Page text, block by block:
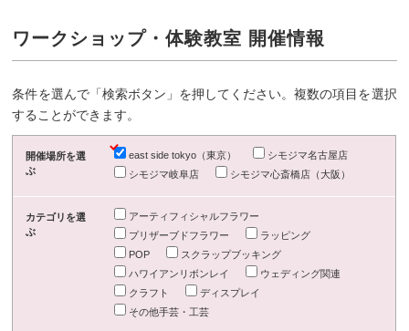
ワークショップ・体験教室 開催情報
条件を選んで「検索ボタン」を押してください。複数の項目を選択
することができます。
開催場所を選
ぶ
east side tokyo（東京）
シモジマ名古屋店
シモジマ岐阜店
シモジマ心斎橋店（大阪）
カテゴリを選
ぶ
アーティフィシャルフラワー
プリザーブドフラワー
ラッピング
POP
スクラップブッキング
ハワイアンリボンレイ
ウェディング関連
クラフト
ディスプレイ
その他手芸・工芸